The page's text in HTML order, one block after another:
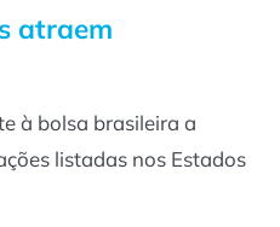
atraem
à bolsa brasileira a
listadas nos Estados